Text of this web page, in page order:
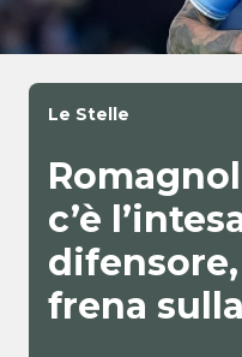
Le Stelle
c’è
frena